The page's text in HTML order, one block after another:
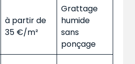
à partir de
35 €/m²
Grattage
humide
sans
ponçage